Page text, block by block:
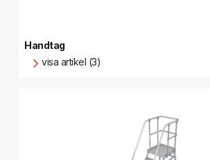
Handtag
visa artikel (3)